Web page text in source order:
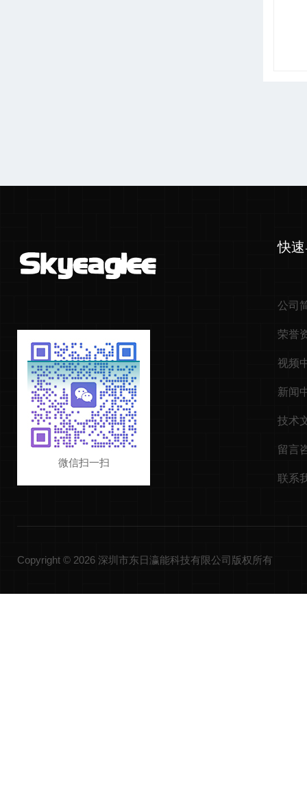
微信扫一扫
快
公司
荣誉
视频
新闻
技术
留言
联系
Copyright © 2026 深圳市东日瀛能科技有限公司版权所有